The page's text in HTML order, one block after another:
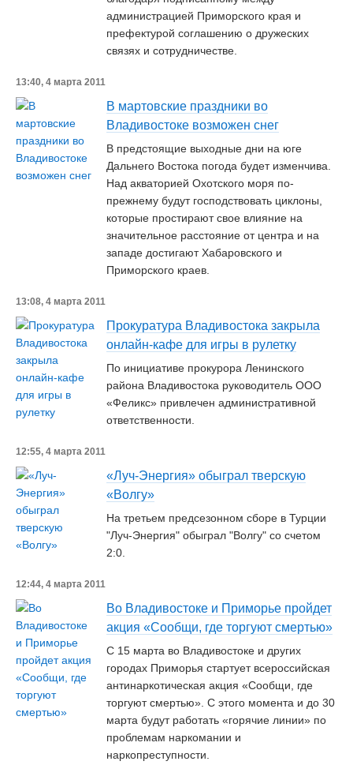
администрацией Приморского края и
префектурой соглашению о дружеских
связях и сотрудничестве.
13:40, 4 марта 2011
В мартовские праздники во
Владивостоке возможен снег
В предстоящие выходные дни на юге
Дальнего Востока погода будет изменчива.
Над акваторией Охотского моря по-
прежнему будут господствовать циклоны,
которые простирают свое влияние на
значительное расстояние от центра и на
западе достигают Хабаровского и
Приморского краев.
13:08, 4 марта 2011
Прокуратура Владивостока закрыла
онлайн-кафе для игры в рулетку
По инициативе прокурора Ленинского
района Владивостока руководитель ООО
«Феликс» привлечен административной
ответственности.
12:55, 4 марта 2011
«Луч-Энергия» обыграл тверскую
«Волгу»
На третьем предсезонном сборе в Турции
"Луч-Энергия" обыграл "Волгу" со счетом
2:0.
12:44, 4 марта 2011
Во Владивостоке и Приморье пройдет
акция «Сообщи, где торгуют смертью»
С 15 марта во Владивостоке и других
городах Приморья стартует всероссийская
антинаркотическая акция «Сообщи, где
торгуют смертью». С этого момента и до 30
марта будут работать «горячие линии» по
проблемам наркомании и
наркопреступности.